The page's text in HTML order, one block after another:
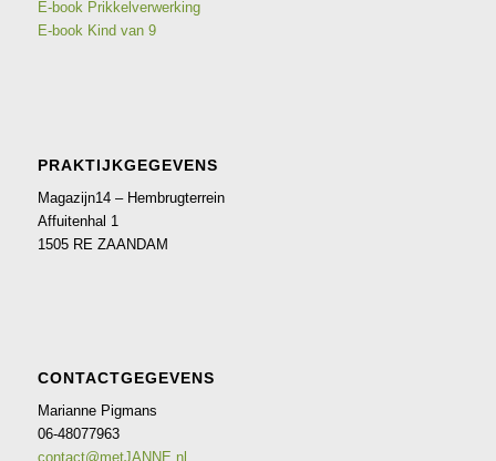
E-book Prikkelverwerking
E-book Kind van 9
PRAKTIJKGEGEVENS
Magazijn14 – Hembrugterrein
Affuitenhal 1
1505 RE ZAANDAM
CONTACTGEGEVENS
Marianne Pigmans
06-48077963
contact@metJANNE.nl